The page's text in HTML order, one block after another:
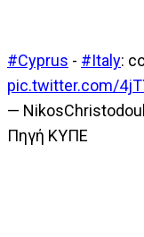
#Cyprus - #Italy:
pic.twitter.com/
—
Πηγή ΚΥΠΕ